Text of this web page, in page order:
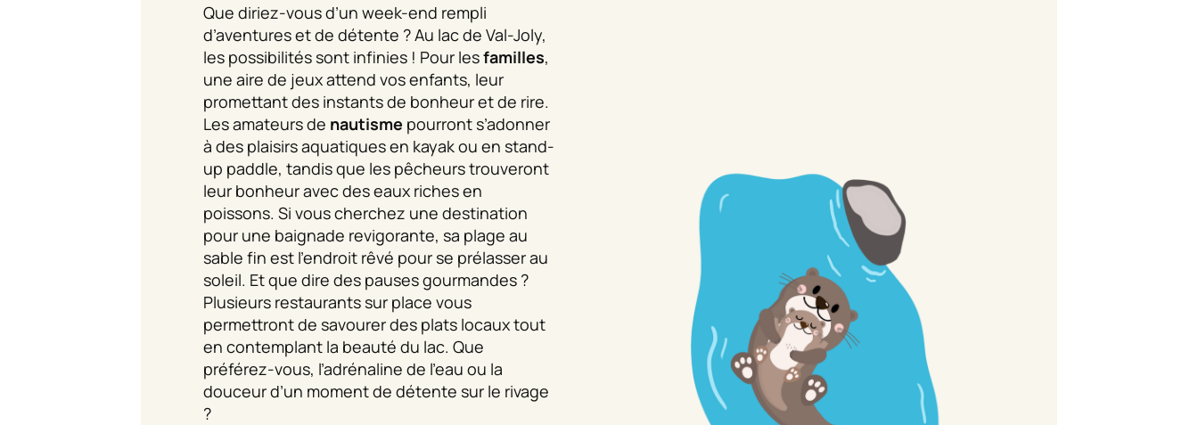
Que diriez-vous d’un week-end rempli
d’aventures et de détente ? Au lac de Val-Joly,
les possibilités sont infinies ! Pour lesfamilles,
une aire de jeux attend vos enfants, leur
promettant des instants de bonheur et de rire.
Les amateurs de nautisme pourront s’adonner
à des plaisirs aquatiques en kayak ou en stand-
up paddle, tandis que les pêcheurs trouveront
leur bonheur avec des eaux riches en
poissons. Si vous cherchez une destination
pour une baignade revigorante, sa plage au
sable fin est l’endroit rêvé pour se prélasser au
soleil. Et que dire des pauses gourmandes ?
Plusieurs restaurants sur place vous
permettront de savourer des plats locaux tout
en contemplant la beauté du lac. Que
préférez-vous, l’adrénaline de l’eau ou la
douceur d’un moment de détente sur le rivage
?